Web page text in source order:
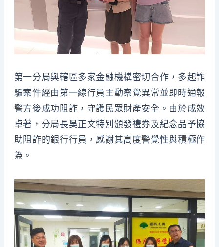
第一分局與轄區多家金融機構密切合作，多起詐
騙案件經由第一線行員主動察覺異常並即時通報
警方後成功阻詐，守護民眾財產安全。由於成效
卓著，分局長吳正文特別頒發禮券及紀念品予協
助阻詐的銀行行員，感謝其高度警覺性與積極作
為。